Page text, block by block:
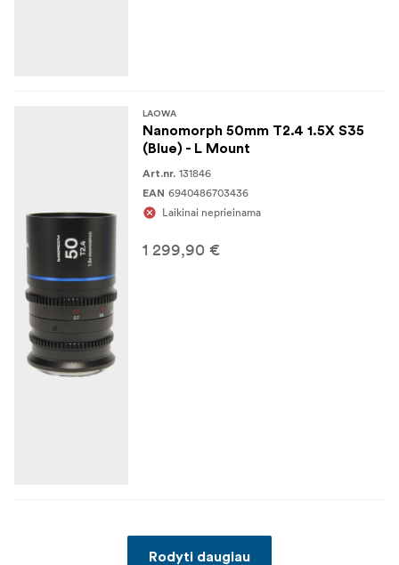
LAOWA
Nanomorph 50mm T2.4 1.5X S35
(Blue) - L Mount
Art.nr. 131846
EAN 6940486703436
Laikinai neprieinama
1 299,90 €
Rodyti daugiau